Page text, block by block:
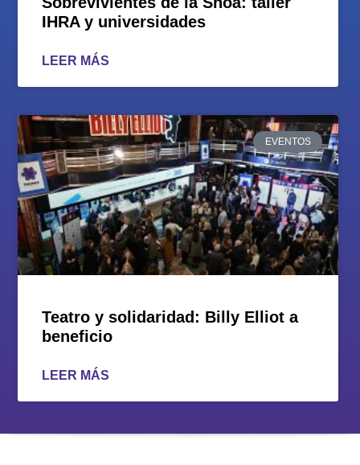
IHRA y universidades
LEER MÁS
EVENTOS
Teatro y solidaridad: Billy Elliot a
beneficio
LEER MÁS